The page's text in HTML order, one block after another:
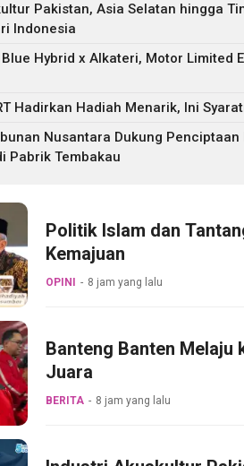
Pakistan, Asia Selatan hingga
Indonesia
Blue Hybrid x Alkateri, Motor Limited
Hadirkan Hadiah Menarik, Ini
Nusantara Dukung Penciptaan
Pabrik Tembakau
Politik Islam dan
Kemajuan
OPINI 8 jam yang lalu
Banteng Banten Melaju
Juara
BERITA 8 jam yang lalu